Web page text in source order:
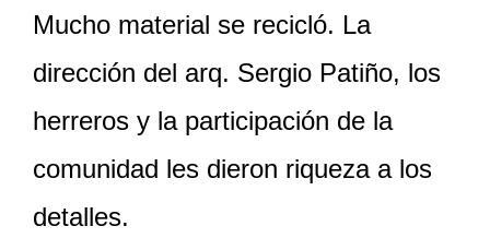
Mucho material se recicló. La
dirección del arq. Sergio Patiño, los
herreros y la participación de la
comunidad les dieron riqueza a los
detalles.